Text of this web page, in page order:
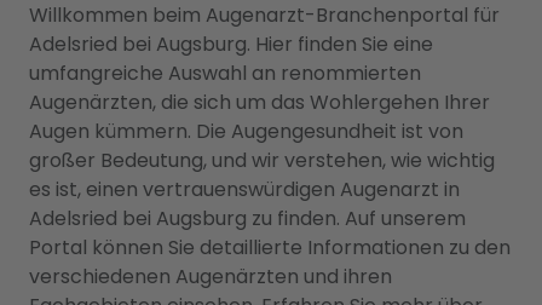
Willkommen beim Augenarzt-Branchenportal für
Adelsried bei Augsburg. Hier finden Sie eine
umfangreiche Auswahl an renommierten
Augenärzten, die sich um das Wohlergehen Ihrer
Augen kümmern. Die Augengesundheit ist von
großer Bedeutung, und wir verstehen, wie wichtig
es ist, einen vertrauenswürdigen Augenarzt in
Adelsried bei Augsburg zu finden. Auf unserem
Portal können Sie detaillierte Informationen zu den
verschiedenen Augenärzten und ihren